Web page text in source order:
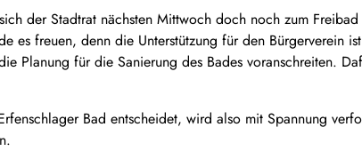
der Stadtrat nächsten Mittwoch doch noch zum
es freuen, denn die Unterstützung für den Bürgerverein
Planung für die Sanierung des Bades voranschreiten.
Bad entscheidet, wird also mit Spannung